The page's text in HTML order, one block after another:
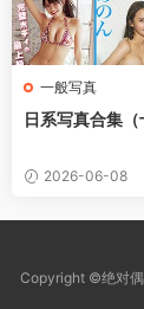
一般写真
日系写真合集（
2026-06-08
Copyright ©绝对偶